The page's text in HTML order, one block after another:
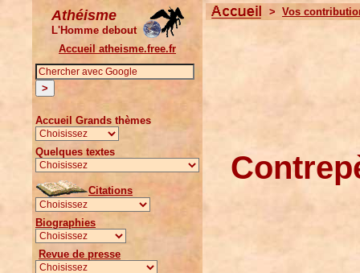
Athéisme
L'Homme debout
Accueil atheisme.free.fr
Accueil Grands thèmes
Quelques textes
Citations
Biographies
Revue de presse
> Vos